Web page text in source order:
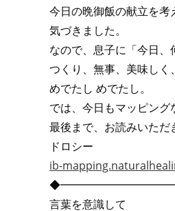
今日の晩御飯の献立を
気づきました。
なので、息子に「今日、
つくり、無事、美味しく
めでたし めでたし。
では、今日もマッピング
最後まで、お読みいただ
ドロシー
ib-
言葉を意識して